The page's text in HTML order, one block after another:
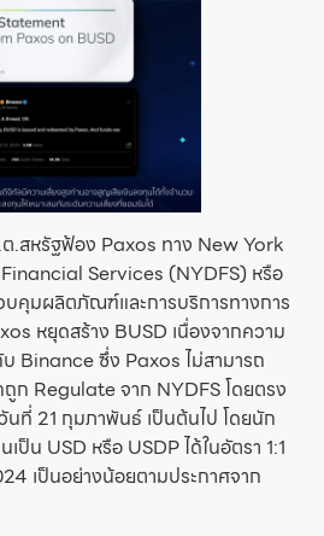
.สหรัฐฟ้อง Paxos ทาง New York
Services (NYDFS) หรือ
คุมผลิตภัณฑ์และการบริการทางการ
หยุดสร้าง BUSD เนื่องจากความ
Binance ซึ่ง Paxos ไม่สามารถ
ก Regulate จาก NYDFS โดยตรง
นที่ 21 กุมภาพันธ์ เป็นต้นไป โดยนัก
ป็น USD หรือ USDP ได้ในอัตรา 1:1
เป็นอย่างน้อยตามประกาศจาก